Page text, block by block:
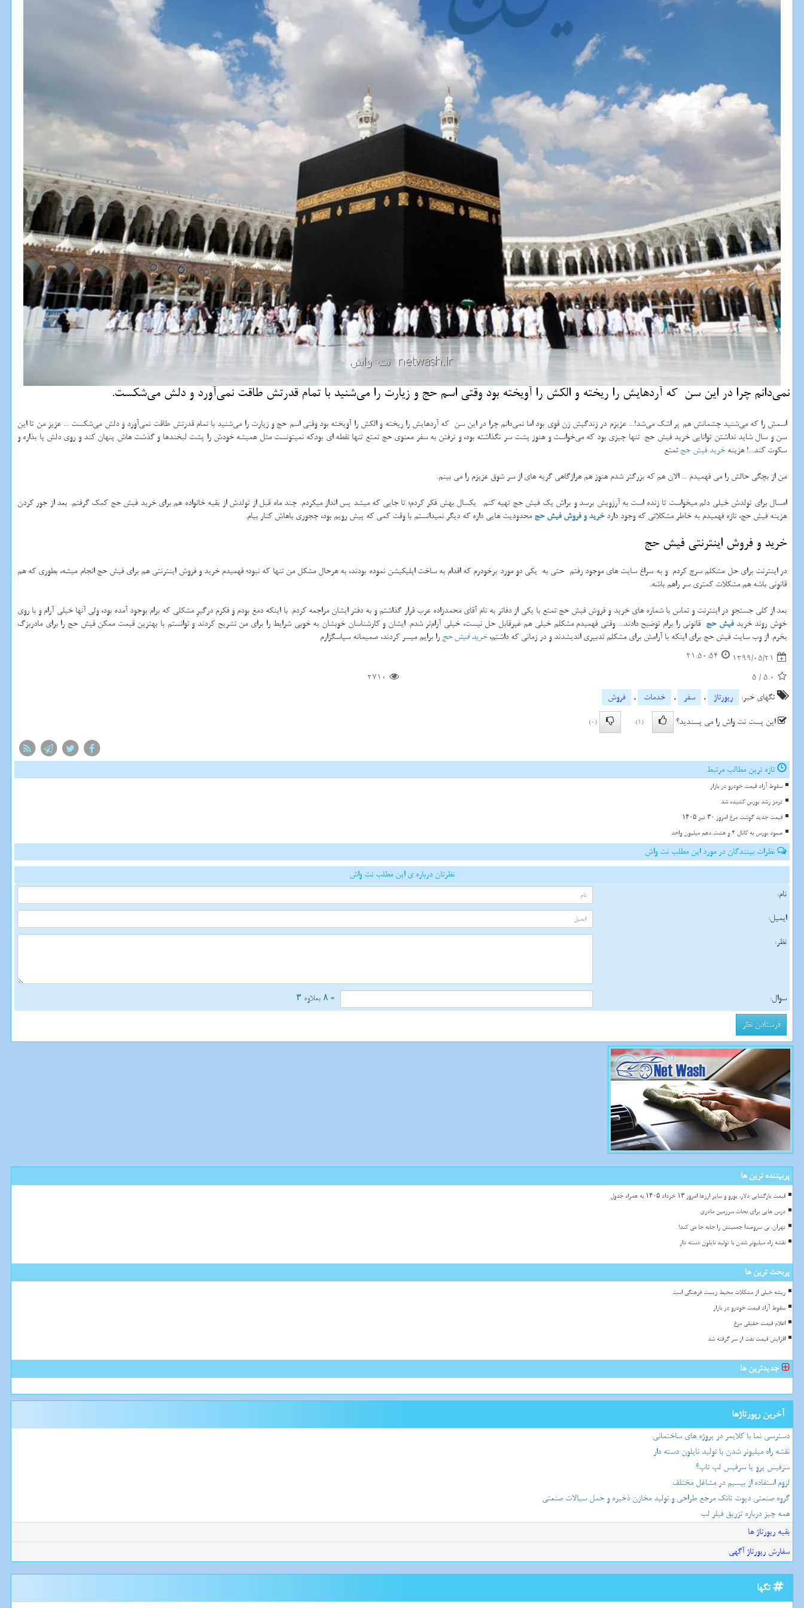
نمی‌دانم چرا در این سن كه آردهایش را ریخته و الكش را آویخته بود وقتی اسم حج و زیارت را می‌شنید با تمام قدرتش طاقت نمی‌آورد و دلش می‌شكست.
اسمش را که می‌شنید چشمانش هم پر اشک می‌شد!... عزیزم در زندگیش زن قوی بود اما نمی‌دانم چرا در این سن که آردهایش را ریخته و الکش را آویخته بود وقتی اسم حج و زیارت را می‌شنید با تمام قدرتش طاقت نمی‌آورد و دلش می‌شکست ... عزیز من تا این
سن و سال شاید نداشتن توانایی خرید فیش حج تنها چیزی بود که می‌خواست و هنوز پشت سر نگذاشته بود، و نرفتن به سفر معنوی حج تمتع تنها نقطه ای بودکه نمیتونست مثل همیشه خودش را پشت لبخندها و گذشت هاش پنهان کند و روی دلش پا بذاره و
سکوت کند...! هزینه خرید فیش حجتمتع
من از بچگی حالش را می فهمیدم ... الان هم که بزرگتر شدم هنوز هم هرازگاهی گریه های از سر شوق عزیزم را می بینم.
امسال برای تولدش خیلی دلم میخواست تا زنده است به آرزویش برسد و براش یک فیش حج تهیه کنم. یکسال بهش فکر کردم؛ تا جایی که میشد پس انداز میکردم. چند ماه قبل از تولدش از بقیه خانواده هم برای خرید فیش حج کمک گرفتم. بعد از جور کردن
هزینه فیش حج، تازه فهمیدم به خاطر مشکلاتی که وجود داردخرید و فروش فیش حجمحدودیت هایی داره که دیگر نمیدانستم با وقت کمی که پیش رویم بود، چجوری باهاش کنار بیام.
خرید و فروش اینترنتی فیش حج
در اینترنت برای حل مشکلم سرچ کردم و به سراغ سایت های موجود رفتم حتی به یکی دو مورد برخودرم که اقدام به ساخت اپلیکیشن نموده بودند، به هرحال مشکل من تنها که نبود؛ فهمیدم خرید و فروش اینترنتی هم برای فیش حج انجام میشه، بطوری که هم
قانونی باشه هم مشکلات کمتری سر راهم باشه.
بعد از کلی جستجو در اینترنت و تماس با شماره های خرید و فروش فیش حج تمتع با یکی از دفاتر به نام آقای محمدزاده عرب قرار گذاشتم و به دفتر ایشان مراجعه کردم. با اینکه دمغ بودم و فکرم درگیرِ مشکلی که برام بوجود آمده بود، ولی آنها خیلی آرام و با روی
خوش روند خریدفیش حج قانونی را برام توضیح دادند... وقتی فهمیدم مشکلم خیلی هم غیرقابل حل نیست، خیلی آرام‌تر شدم. ایشان و کارشناسان خوبشان به خوبی شرایط را برای من تشریح کردند و توانستم با بهترین قیمت ممکن فیش حج را برای مادربزگ
بخرم. از وب سایت فیش حج برای اینکه با آرامش برای مشکلم تدبیری اندیشدند و در زمانی که داشتم،خرید فیش حجرا برایم میسر کردند، صمیمانه سپاسگزارم
1399/05/21
21:50:54
5.0
/
5
2710
تگهای خبر:
رپورتاژ , سفر , خدمات ,
فروش
این پست نت واش را می پسندید؟
(1)
(0)
تازه ترین مطالب مرتبط
سقوط آزاد قیمت خودرو در بازار
ترمز رشد بورس کشیده شد
قیمت جدید گوشت مرغ امروز ۳۰ تیر ۱۴۰۵
صعود بورس به کانال 4 و هشت دهم میلیون واحد
نظرات بینندگان در مورد این مطلب نت واش
نظرتان درباره ی این مطلب نت واش
نام:
ایمیل:
نظر:
سوال: = ۸ بعلاوه ۳
پربیننده ترین ها
قیمت بازگشایی دلار، یورو و سایر ارزها امروز ۱۳ خرداد ۱۴۰۵ به همراه جدول
درس هایی برای نجات سرزمین مادری
تهران، بی سروصدا جمعیتش را جابه جا می کند!
نقشه راه میلیونر شدن با تولید نایلون دسته دار
پربحث ترین ها
ریشه خیلی از مشکلات محیط زیست فرهنگی است
سقوط آزاد قیمت خودرو در بازار
اعلام قیمت حقیقی مرغ
افزایش قیمت نفت از سر گرفته شد
جدیدترین ها
آخرین رپورتاژها
دسترسی نما با کلایمر در پروژه های ساختمانی
نقشه راه میلیونر شدن با تولید نایلون دسته دار
سرفیس پرو یا سرفیس لپ تاپ؟
لزوم استفاده از بیسیم در مشاغل مختلف
گروه صنعتی دپوت تانک مرجع طراحی و تولید مخازن ذخیره و حمل سیالات صنعتی
همه چیز درباره تزریق فیلر لب
بقیه رپورتاژ ها
سفارش رپورتاژ آگهی
تگها